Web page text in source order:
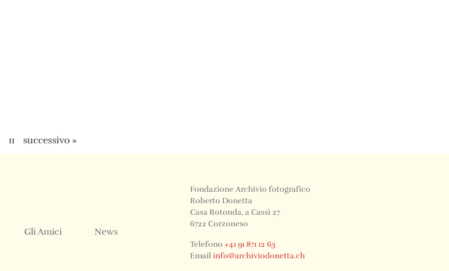
11 successivo »
Gli Amici News
Fondazione Archivio fotografico
Roberto Donetta
Casa Rotonda, a Cassì 27
6722 Corzoneso
Telefono +41 91 871 12 63
Email info@archiviodonetta.ch